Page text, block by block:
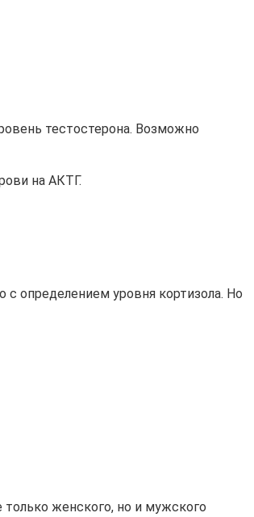
тестостерона. Возможно
на АКТГ.
с определением уровня кортизола. Но
женского, но и мужского